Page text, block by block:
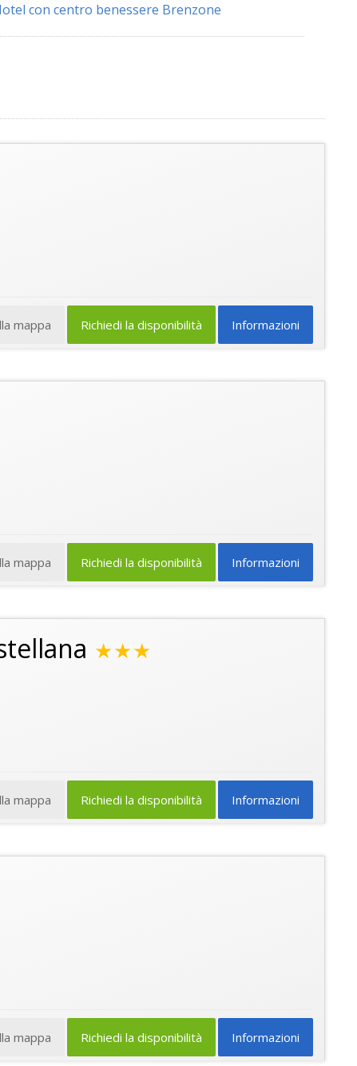
con centro benessere Brenzone
Informazioni
Richiedi la disponibilità
mappa
Informazioni
Richiedi la disponibilità
mappa
★★★
Informazioni
Richiedi la disponibilità
mappa
Informazioni
Richiedi la disponibilità
mappa